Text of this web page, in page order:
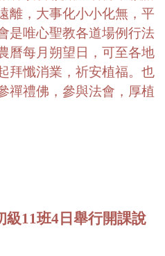
離，大事化小小化無，平
是唯心聖教各道場例行法
曆每月朔望日，可至各地
拜懺消業，祈安植福。也
禪禮佛，參與法會，厚植
級11班4 日舉行開課說